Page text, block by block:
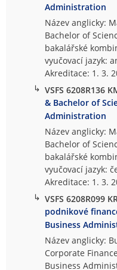
Administration
Název anglicky:
Bachelor of
bakalářské
vyučovací jazyk:
Akreditace: 1. 3.
↳ VSFS 6208R136
& Bachelor of
Administration
Název anglicky:
Bachelor of
bakalářské
vyučovací jazyk:
Akreditace: 1. 3.
↳ VSFS 6208R099
podnikové
Business
Název anglicky:
Corporate
Business